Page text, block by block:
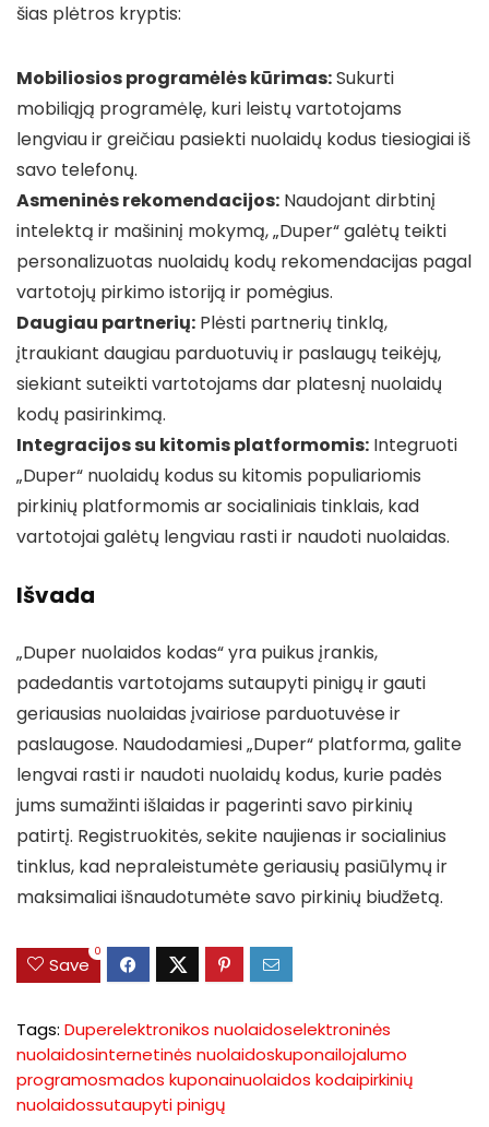
šias plėtros kryptis:
Mobiliosios programėlės kūrimas:Sukurti
mobiliąją programėlę, kuri leistų vartotojams
lengviau ir greičiau pasiekti nuolaidų kodus tiesiogiai iš
savo telefonų.
Asmeninės rekomendacijos: Naudojant dirbtinį
intelektą ir mašininį mokymą, „Duper“ galėtų teikti
personalizuotas nuolaidų kodų rekomendacijas pagal
vartotojų pirkimo istoriją ir pomėgius.
Daugiau partnerių: Plėsti partnerių tinklą,
įtraukiant daugiau parduotuvių ir paslaugų teikėjų,
siekiant suteikti vartotojams dar platesnį nuolaidų
kodų pasirinkimą.
Integracijos su kitomis platformomis: Integruoti
„Duper“ nuolaidų kodus su kitomis populiariomis
pirkinių platformomis ar socialiniais tinklais, kad
vartotojai galėtų lengviau rasti ir naudoti nuolaidas.
Išvada
„Duper nuolaidos kodas“ yra puikus įrankis,
padedantis vartotojams sutaupyti pinigų ir gauti
geriausias nuolaidas įvairiose parduotuvėse ir
paslaugose. Naudodamiesi „Duper“ platforma, galite
lengvai rasti ir naudoti nuolaidų kodus, kurie padės
jums sumažinti išlaidas ir pagerinti savo pirkinių
patirtį. Registruokitės, sekite naujienas ir socialinius
tinklus, kad nepraleistumėte geriausių pasiūlymų ir
maksimaliai išnaudotumėte savo pirkinių biudžetą.
Save
0
Tags: Duperelektronikos nuolaidoselektroninės
nuolaidosinternetinės nuolaidoskuponailojalumo
programosmados kuponainuolaidos kodaipirkinių
nuolaidossutaupyti pinigų